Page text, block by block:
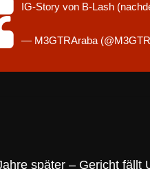
IG-Story von B-Lash
— M3GTRAraba
später – Gericht fällt